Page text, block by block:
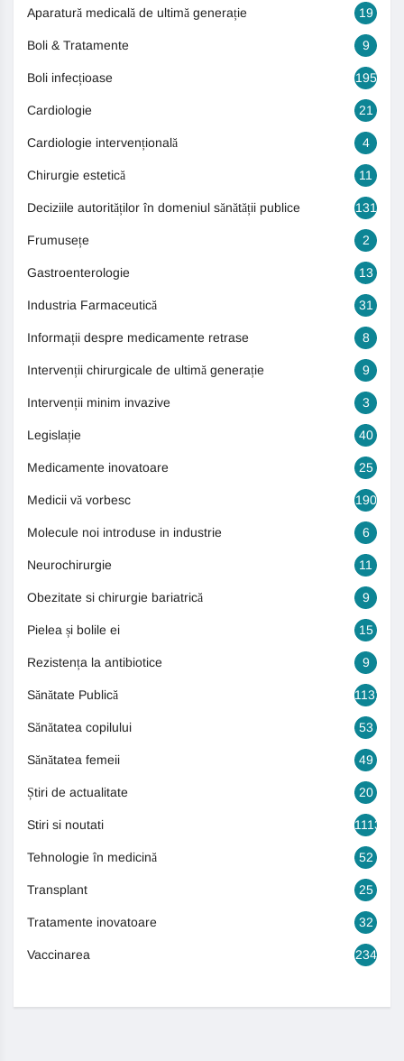
Aparatură medicală de ultimă generație 19
Boli & Tratamente 9
Boli infecțioase 195
Cardiologie 21
Cardiologie intervențională 4
Chirurgie estetică 11
Deciziile autorităților în domeniul sănătății publice 131
Frumusețe 2
Gastroenterologie 13
Industria Farmaceutică 31
Informații despre medicamente retrase 8
Intervenții chirurgicale de ultimă generație 9
Intervenții minim invazive 3
Legislație 40
Medicamente inovatoare 25
Medicii vă vorbesc 190
Molecule noi introduse in industrie 6
Neurochirurgie 11
Obezitate si chirurgie bariatrică 9
Pielea și bolile ei 15
Rezistența la antibiotice 9
Sănătate Publică 1131
Sănătatea copilului 53
Sănătatea femeii 49
Știri de actualitate 20
Stiri si noutati 1113
Tehnologie în medicină 52
Transplant 25
Tratamente inovatoare 32
Vaccinarea 234